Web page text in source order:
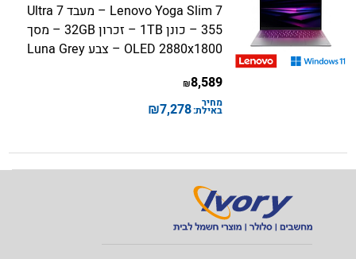
Lenovo Yoga Slim 7 – מעבד Ultra 7
355 – כונן 1TB – זכרון 32GB – מסך
OLED 2880x1800 – צבע Luna Grey
8,589
₪
מחיר
באילת:7,278
₪